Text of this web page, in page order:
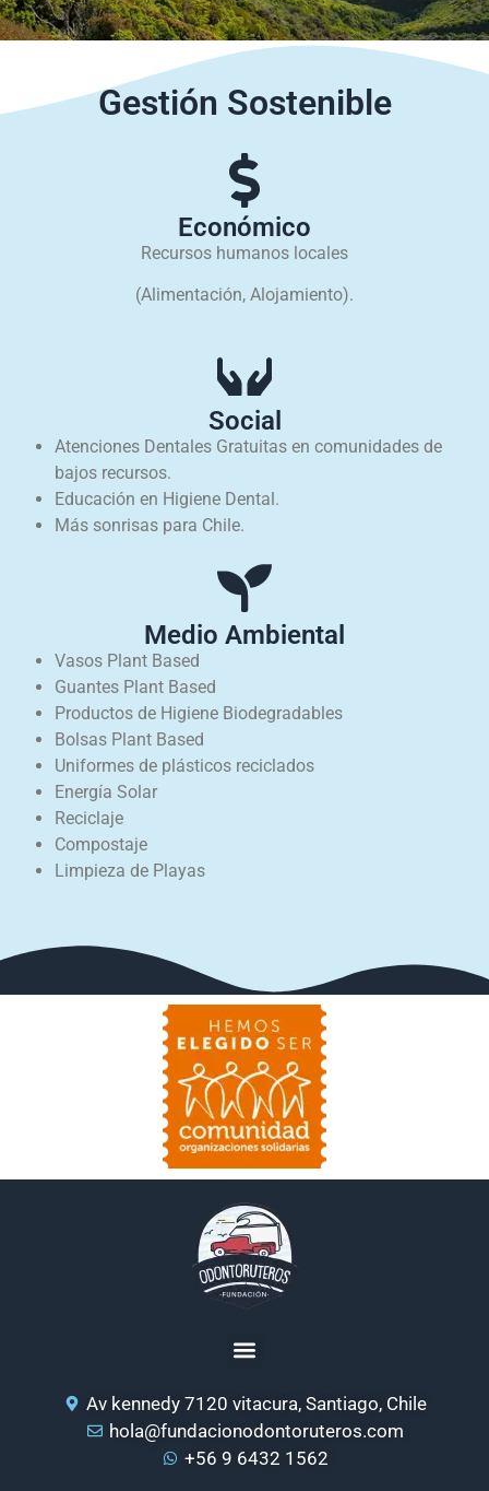
Gestión Sostenible
Económico
Recursos humanos locales
(Alimentación, Alojamiento).
Social
Atenciones Dentales Gratuitas en comunidades de
bajos recursos.
Educación en Higiene Dental.
Más sonrisas para Chile.
Medio Ambiental
Vasos Plant Based
Guantes Plant Based
Productos de Higiene Biodegradables
Bolsas Plant Based
Uniformes de plásticos reciclados
Energía Solar
Reciclaje
Compostaje
Limpieza de Playas
Av kennedy 7120 vitacura, Santiago, Chile
hola@fundacionodontoruteros.com
+56 9 6432 1562